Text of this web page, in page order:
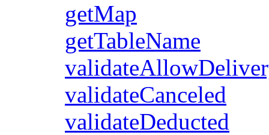
getMap
getTableName
validateCanceled
validateDeducted